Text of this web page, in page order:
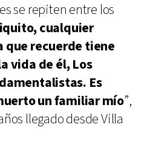
se repiten entre los
cualquier
que recuerde tiene
vida de él, Los
Es
un familiar mío”,
llegado desde Villa